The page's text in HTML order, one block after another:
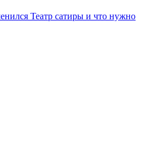
Театр сатиры и что нужно